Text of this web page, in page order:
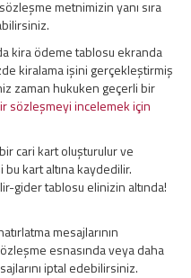
metnimizin yanı sıra
kira ödeme tablosu ekranda
kiralama işini gerçekleştirmiş
zaman hukuken geçerli bir
sözleşmeyi incelemek için
cari kart oluşturulur ve
bu kart altına kaydedilir.
gider tablosu elinizin altında!
mesajlarının
esnasında veya daha
iptal edebilirsiniz.